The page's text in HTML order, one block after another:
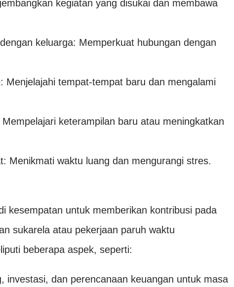
kegiatan yang disukai dan membawa
keluarga: Memperkuat hubungan dengan
Menjelajahi tempat-tempat baru dan mengalami
keterampilan baru atau meningkatkan
Menikmati waktu luang dan mengurangi stres.
kesempatan untuk memberikan kontribusi pada
sukarela atau pekerjaan paruh waktu
beberapa aspek, seperti:
investasi, dan perencanaan keuangan untuk masa